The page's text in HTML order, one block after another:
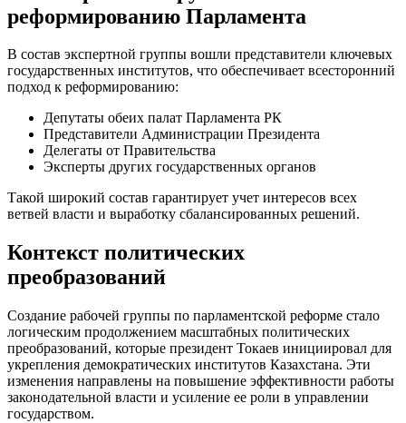
реформированию Парламента
В состав экспертной группы вошли представители ключевых
государственных институтов, что обеспечивает всесторонний
подход к реформированию:
Депутаты обеих палат Парламента РК
Представители Администрации Президента
Делегаты от Правительства
Эксперты других государственных органов
Такой широкий состав гарантирует учет интересов всех
ветвей власти и выработку сбалансированных решений.
Контекст политических
преобразований
Создание рабочей группы по парламентской реформе стало
логическим продолжением масштабных политических
преобразований, которые президент Токаев инициировал для
укрепления демократических институтов Казахстана. Эти
изменения направлены на повышение эффективности работы
законодательной власти и усиление ее роли в управлении
государством.